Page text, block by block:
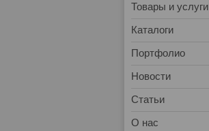
Товары и услуги
Каталоги
Портфолио
Новости
Статьи
О нас